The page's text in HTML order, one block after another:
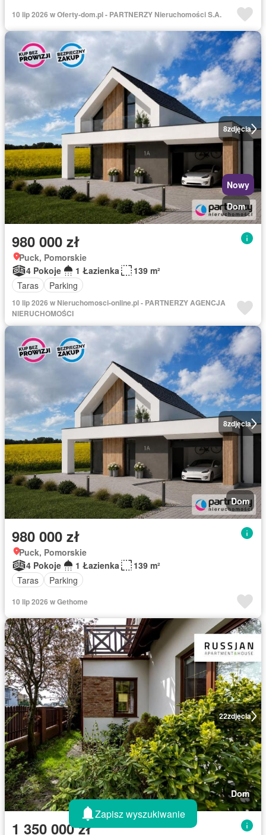
10 lip 2026 w Oferty-dom.pl - PARTNERZY Nieruchomości S.A.
8zdjęcia
Nowy
Dom
980 000 zł
Puck, Pomorskie
4 Pokoje
1 Łazienka
139 m²
Taras
Parking
10 lip 2026 w Nieruchomosci-online.pl - PARTNERZY AGENCJA
NIERUCHOMOŚCI
8zdjęcia
Dom
980 000 zł
Puck, Pomorskie
4 Pokoje
1 Łazienka
139 m²
Taras
Parking
10 lip 2026 w Gethome
22zdjęcia
Dom
1 350 000 zł
Zapisz wyszukiwanie